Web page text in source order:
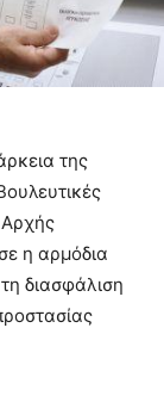
της
Αρχής
η αρμόδια
διασφάλιση